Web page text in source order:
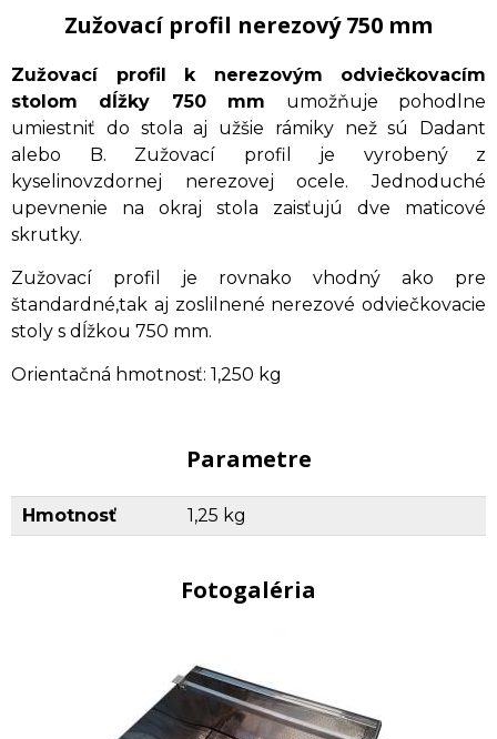
Zužovací profil nerezový 750 mm
Zužovací profil k nerezovým odviečkovacím
stolom dĺžky 750 mm umožňuje pohodlne
umiestniť do stola aj užšie rámiky než sú Dadant
alebo B. Zužovací profil je vyrobený z
kyselinovzdornej nerezovej ocele. Jednoduché
upevnenie na okraj stola zaisťujú dve maticové
skrutky.
Zužovací profil je rovnako vhodný ako pre
štandardné,tak aj zoslilnené nerezové odviečkovacie
stoly s dĺžkou 750 mm.
Orientačná hmotnosť: 1,250 kg
Parametre
Hmotnosť 1,25 kg
Fotogaléria